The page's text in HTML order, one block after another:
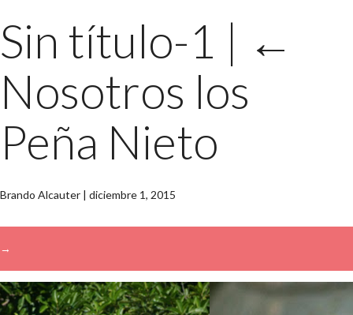
Sin título-1 | ←
Nosotros los
Peña Nieto
Brando Alcauter | diciembre 1, 2015
→